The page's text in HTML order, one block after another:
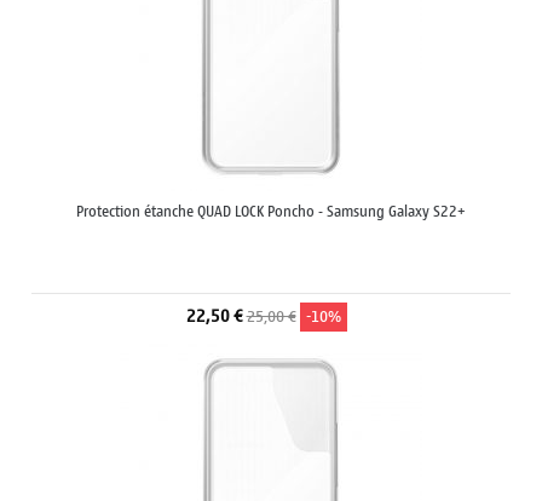
Protection étanche QUAD LOCK Poncho - Samsung Galaxy S22+
22,50 €25,00 € -10%